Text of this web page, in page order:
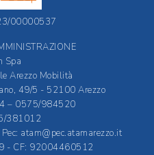
00000537
Spa
Arezzo Mobilità
49/5 - 52100 Arezzo
– 0575/984520
381012
atam@pec.atamarezzo.it
- CF: 92004460512